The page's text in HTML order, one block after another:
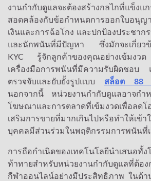
งานกำกับดูแลจะต้องสร้างกลไกที่แข็งแก
สอดคล้องกับข้อกำหนดการออกใบอนุ
เงินและการฉ้อโกง และปกป้องประชาก
และนักพนันที่มีปัญหา ซึ่งมักจะเกี่ยวข้
KYC รู้จักลูกค้าของคุณอย่างเข้มงว
เครื่องมือการพนันที่มีความรับผิดชอบ
ตรวจจับและยับยั้งรูปแบบ สล็อต 88
นอกจากนี้ หน่วยงานกำกับดูแลอาจกำ
โฆษณาและการตลาดที่เข้มงวดเพื่อลดโ
เสริมการขายที่มากเกินไปหรือทำให้เข้า
บุคคลมีส่วนร่วมในพฤติกรรมการพนันที่
การถือกำเนิดของเทคโนโลยีนำเสนอทั้
ท้าทายสำหรับหน่วยงานกำกับดูแลที่ต้อ
กีฬาออนไลน์อย่างมีประสิทธิภาพ ในด้